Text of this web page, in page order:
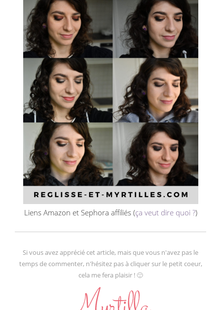
Liens Amazon et Sephora affiliés (ça veut dire quoi ?)
Si vous avez apprécié cet article, mais que vous n'avez pas le
temps de commenter, n'hésitez pas à cliquer sur le petit coeur,
cela me fera plaisir ! 🙂